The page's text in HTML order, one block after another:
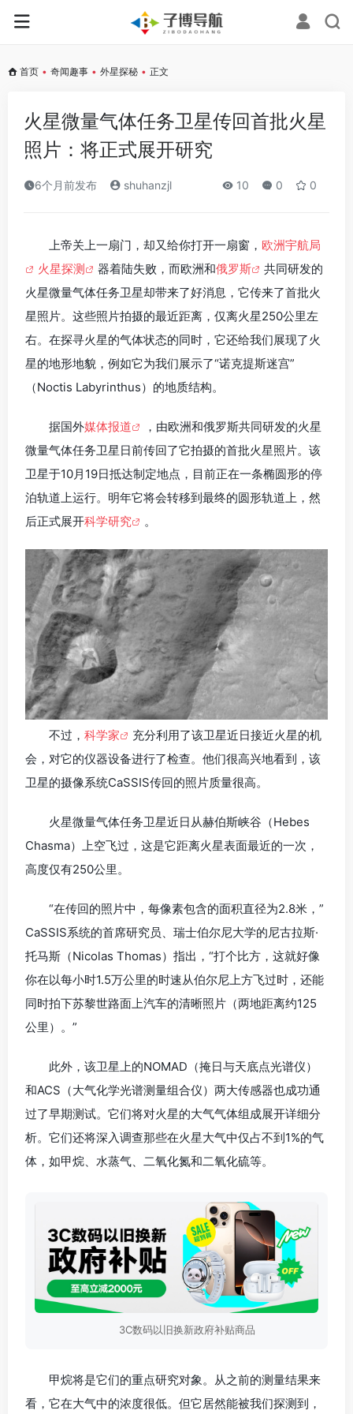
首页 • 奇闻趣事 • 外星探秘 • 正文
火星微量气体任务卫星传回首批火星
照片：将正式展开研究
6个月前发布 shuhanzjl 10 0 0
上帝关上一扇门，却又给你打开一扇窗， 欧洲宇航局
火星探测
器着陆失败，而欧洲和俄罗斯
共同研发的
火星微量气体任务卫星却带来了好消息，它传来了首批火
星照片。这些照片拍摄的最近距离，仅离火星250公里左
右。在探寻火星的气体状态的同时，它还给我们展现了火
星的地形地貌，例如它为我们展示了“诺克提斯迷宫”
（Noctis Labyrinthus）的地质结构。
据国外媒体报道
，由欧洲和俄罗斯共同研发的火星
微量气体任务卫星日前传回了它拍摄的首批火星照片。该
卫星于10月19日抵达制定地点，目前正在一条椭圆形的停
泊轨道上运行。明年它将会转移到最终的圆形轨道上，然
后正式展开科学研究 。
不过， 科学家
充分利用了该卫星近日接近火星的机
会，对它的仪器设备进行了检查。他们很高兴地看到，该
卫星的摄像系统CaSSIS传回的照片质量很高。
火星微量气体任务卫星近日从赫伯斯峡谷（Hebes
Chasma）上空飞过，这是它距离火星表面最近的一次，
高度仅有250公里。
“在传回的照片中，每像素包含的面积直径为2.8米，”
CaSSIS系统的首席研究员、瑞士伯尔尼大学的尼古拉斯·
托马斯（Nicolas Thomas）指出，“打个比方，这就好像
你在以每小时1.5万公里的时速从伯尔尼上方飞过时，还能
同时拍下苏黎世路面上汽车的清晰照片（两地距离约125
公里）。”
此外，该卫星上的NOMAD（掩日与天底点光谱仪）
和ACS（大气化学光谱测量组合仪）两大传感器也成功通
过了早期测试。它们将对火星的大气气体组成展开详细分
析。它们还将深入调查那些在火星大气中仅占不到1%的气
体，如甲烷、水蒸气、二氧化氮和二氧化硫等。
3C数码以旧换新政府补贴商品
甲烷将是它们的重点研究对象。从之前的测量结果来
看，它在大气中的浓度很低。但它居然能被我们探测到，